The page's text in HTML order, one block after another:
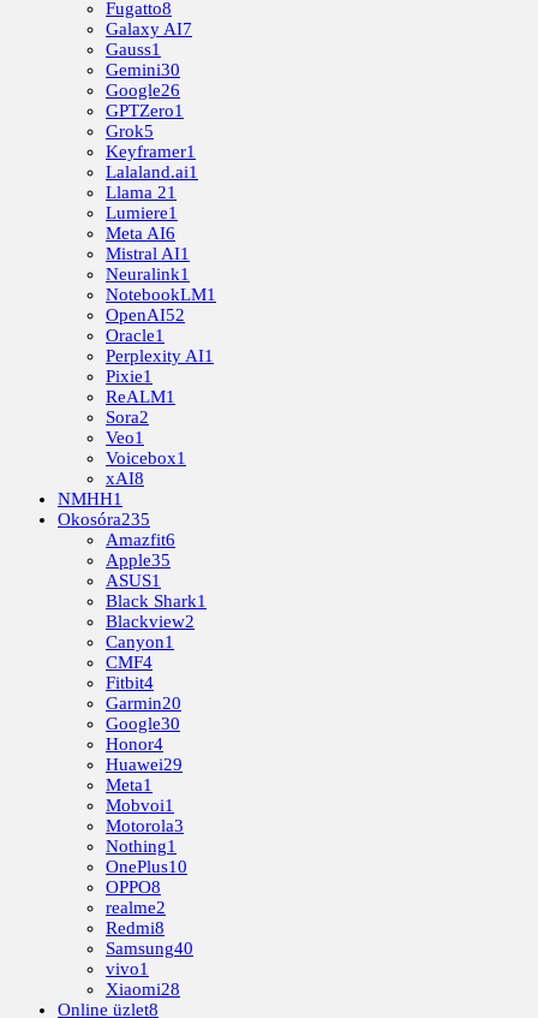
Fugatto8
Galaxy AI7
Gauss1
Gemini30
Google26
GPTZero1
Grok5
Keyframer1
Lalaland.ai1
Llama 21
Lumiere1
Meta AI6
Mistral AI1
Neuralink1
NotebookLM1
OpenAI52
Oracle1
Perplexity AI1
Pixie1
ReALM1
Sora2
Veo1
Voicebox1
xAI8
NMHH1
Okosóra235
Amazfit6
Apple35
ASUS1
Black Shark1
Blackview2
Canyon1
CMF4
Fitbit4
Garmin20
Google30
Honor4
Huawei29
Meta1
Mobvoi1
Motorola3
Nothing1
OnePlus10
OPPO8
realme2
Redmi8
Samsung40
vivo1
Xiaomi28
Online üzlet8